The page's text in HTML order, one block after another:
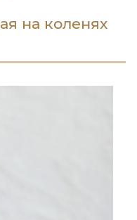
на коленях